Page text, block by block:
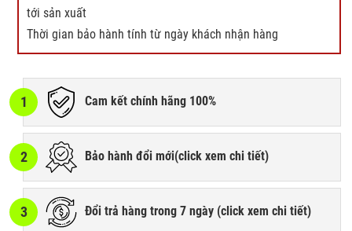
tới sản xuất
Thời gian bảo hành tính từ ngày khách nhận hàng
1 Cam kết chính hãng 100%
2 Bảo hành đổi mới(click xem chi tiết)
3 Đổi trả hàng trong 7 ngày (click xem chi tiết)